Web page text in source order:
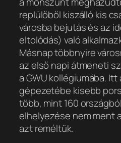
replülőből kiszálló kis
városba bejutás és az
eltolódás) való
Másnap többnyire
az első napi átmeneti
a GWU kollégiumába.
gépezetébe kisebb
több, mint 160
elhelyezése nem ment
azt reméltük.